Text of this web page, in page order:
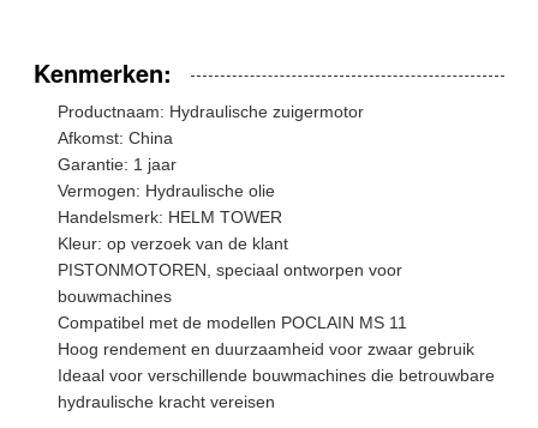
Kenmerken:
Productnaam: Hydraulische zuigermotor
Afkomst: China
Garantie: 1 jaar
Vermogen: Hydraulische olie
Handelsmerk: HELM TOWER
Kleur: op verzoek van de klant
PISTONMOTOREN, speciaal ontworpen voor
bouwmachines
Compatibel met de modellen POCLAIN MS 11
Hoog rendement en duurzaamheid voor zwaar gebruik
Ideaal voor verschillende bouwmachines die betrouwbare
hydraulische kracht vereisen